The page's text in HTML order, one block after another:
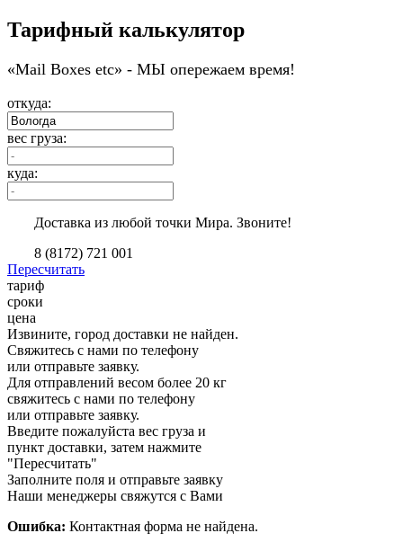
Тарифный калькулятор
«Мail Boxes etc» - МЫ опережаем время!
откуда:
вес груза:
куда:
Доставка из любой точки Мира. Звоните!
8 (8172) 721 001
Пересчитать
тариф
сроки
цена
Извините, город доставки не найден.
Свяжитесь с нами по телефону
или отправьте заявку.
Для отправлений весом более 20 кг
свяжитесь с нами по телефону
или отправьте заявку.
Введите пожалуйста вес груза и
пункт доставки, затем нажмите
"Пересчитать"
Заполните поля и отправьте заявку
Наши менеджеры свяжутся с Вами
Ошибка: Контактная форма не найдена.